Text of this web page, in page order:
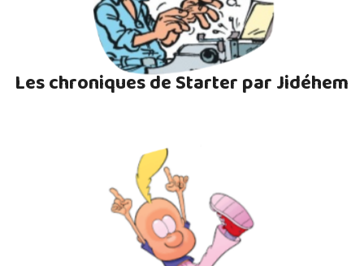
Les chroniques de Starter par Jidéhem